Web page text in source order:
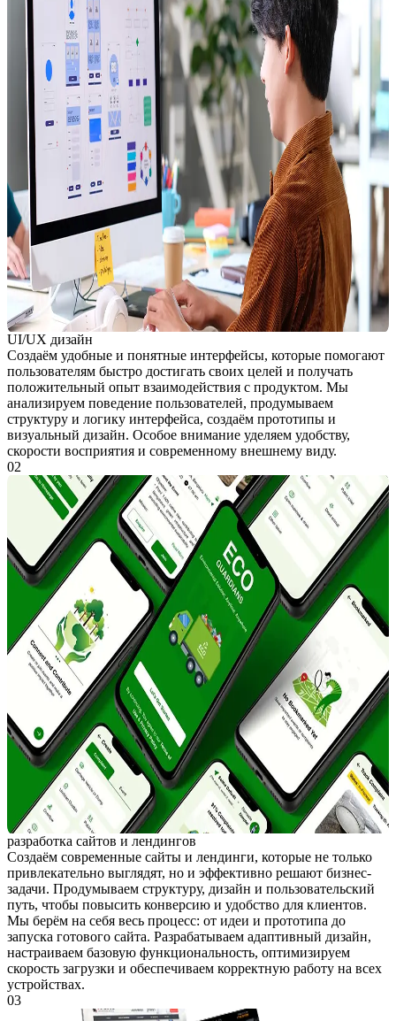
UI/UX дизайн
Создаём удобные и понятные интерфейсы, которые помогают
пользователям быстро достигать своих целей и получать
положительный опыт взаимодействия с продуктом. Мы
анализируем поведение пользователей, продумываем
структуру и логику интерфейса, создаём прототипы и
визуальный дизайн. Особое внимание уделяем удобству,
скорости восприятия и современному внешнему виду.
02
разработка сайтов и лендингов
Создаём современные сайты и лендинги, которые не только
привлекательно выглядят, но и эффективно решают бизнес-
задачи. Продумываем структуру, дизайн и пользовательский
путь, чтобы повысить конверсию и удобство для клиентов.
Мы берём на себя весь процесс: от идеи и прототипа до
запуска готового сайта. Разрабатываем адаптивный дизайн,
настраиваем базовую функциональность, оптимизируем
скорость загрузки и обеспечиваем корректную работу на всех
устройствах.
03